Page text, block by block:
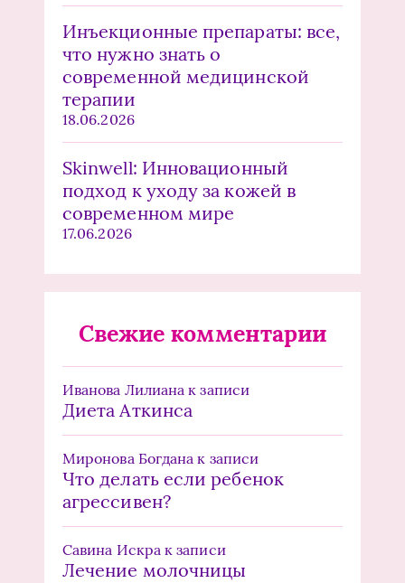
Инъекционные препараты: все,
что нужно знать о
современной медицинской
терапии
18.06.2026
Skinwell: Инновационный
подход к уходу за кожей в
современном мире
17.06.2026
Свежие комментарии
Иванова Лилиана к записи
Диета Аткинса
Миронова Богдана к записи
Что делать если ребенок
агрессивен?
Савина Искра к записи
Лечение молочницы